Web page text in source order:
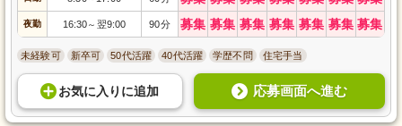
夜勤 16:30～ 翌9:00 90分 募集 募集 募集 募集 募集 募集 募集
未経験可 新卒可 50代活躍 40代活躍 学歴不問 住宅手当
お気に入り に追加 応募画面へ進む